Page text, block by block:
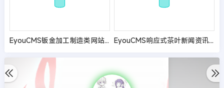
EyouCMS钣金加工制造类网站模板 EyouCMS响应式茶叶新闻资讯网站模板